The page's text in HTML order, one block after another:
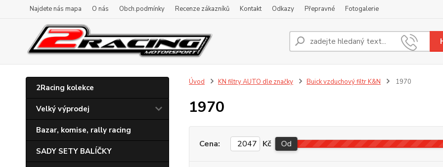
Najdete nás mapa O nás Obch.podmínky Recenze zákazníků Kontakt Odkazy Přepravné Fotogalerie
2Racing kolekce
Velký výprodej
Bazar, komise, rally racing
SADY SETY BALÍČKY
Úvod KN filtry AUTO dle značky Buick vzduchový filtr K&N 1970
1970
Cena: Kč Od